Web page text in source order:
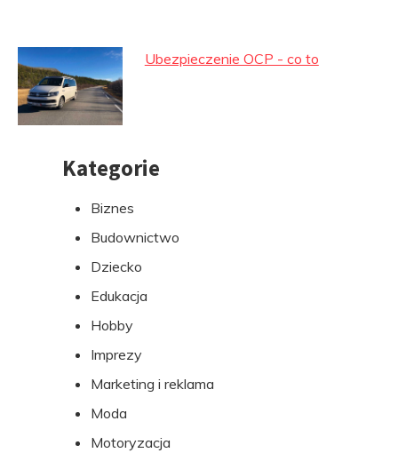
Ubezpieczenie OCP - co to
PrzejdźKategorie
Biznes
Budownictwo
Dziecko
Edukacja
Hobby
Imprezy
Marketing i reklama
Moda
Motoryzacja